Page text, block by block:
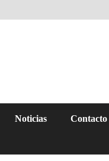
Noticias Contacto